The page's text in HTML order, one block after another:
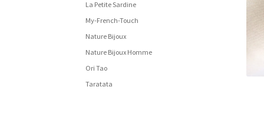
La Petite Sardine
My-French-Touch
Nature Bijoux
Nature Bijoux Homme
Ori Tao
Taratata